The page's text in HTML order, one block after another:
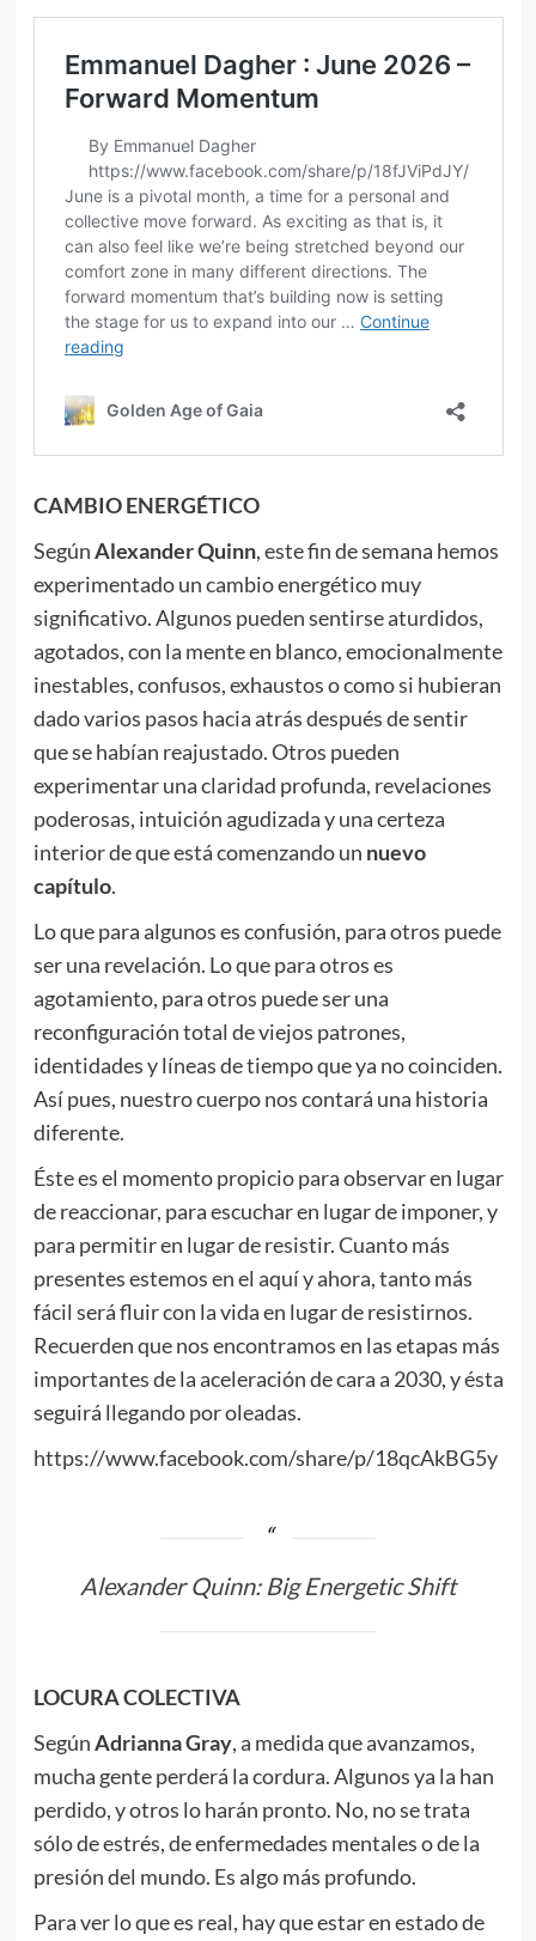
CAMBIO ENERGÉTICO
SegúnAlexander Quinn, este fin de semana hemos
experimentado un cambio energético muy
significativo. Algunos pueden sentirse aturdidos,
agotados, con la mente en blanco, emocionalmente
inestables, confusos, exhaustos o como si hubieran
dado varios pasos hacia atrás después de sentir
que se habían reajustado. Otros pueden
experimentar una claridad profunda, revelaciones
poderosas, intuición agudizada y una certeza
interior de que está comenzando un nuevo
capítulo.
Lo que para algunos es confusión, para otros puede
ser una revelación. Lo que para otros es
agotamiento, para otros puede ser una
reconfiguración total de viejos patrones,
identidades y líneas de tiempo que ya no coinciden.
Así pues, nuestro cuerpo nos contará una historia
diferente.
Éste es el momento propicio para observar en lugar
de reaccionar, para escuchar en lugar de imponer, y
para permitir en lugar de resistir. Cuanto más
presentes estemos en el aquí y ahora, tanto más
fácil será fluir con la vida en lugar de resistirnos.
Recuerden que nos encontramos en las etapas más
importantes de la aceleración de cara a 2030, y ésta
seguirá llegando por oleadas.
https://www.facebook.com/share/p/18qcAkBG5y
Alexander Quinn: Big Energetic Shift
LOCURA COLECTIVA
SegúnAdrianna Gray, a medida que avanzamos,
mucha gente perderá la cordura. Algunos ya la han
perdido, y otros lo harán pronto. No, no se trata
sólo de estrés, de enfermedades mentales o de la
presión del mundo. Es algo más profundo.
Para ver lo que es real, hay que estar en estado de